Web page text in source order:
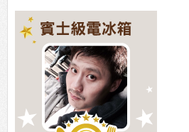
無形，重點才
100塊錢，難怪老闆叫我不要害他
材實料的好吃，
大家還不趕快去吃嗎?冰箱我只有
聲SORRY啦!
本文照片由SONY A6000拍攝